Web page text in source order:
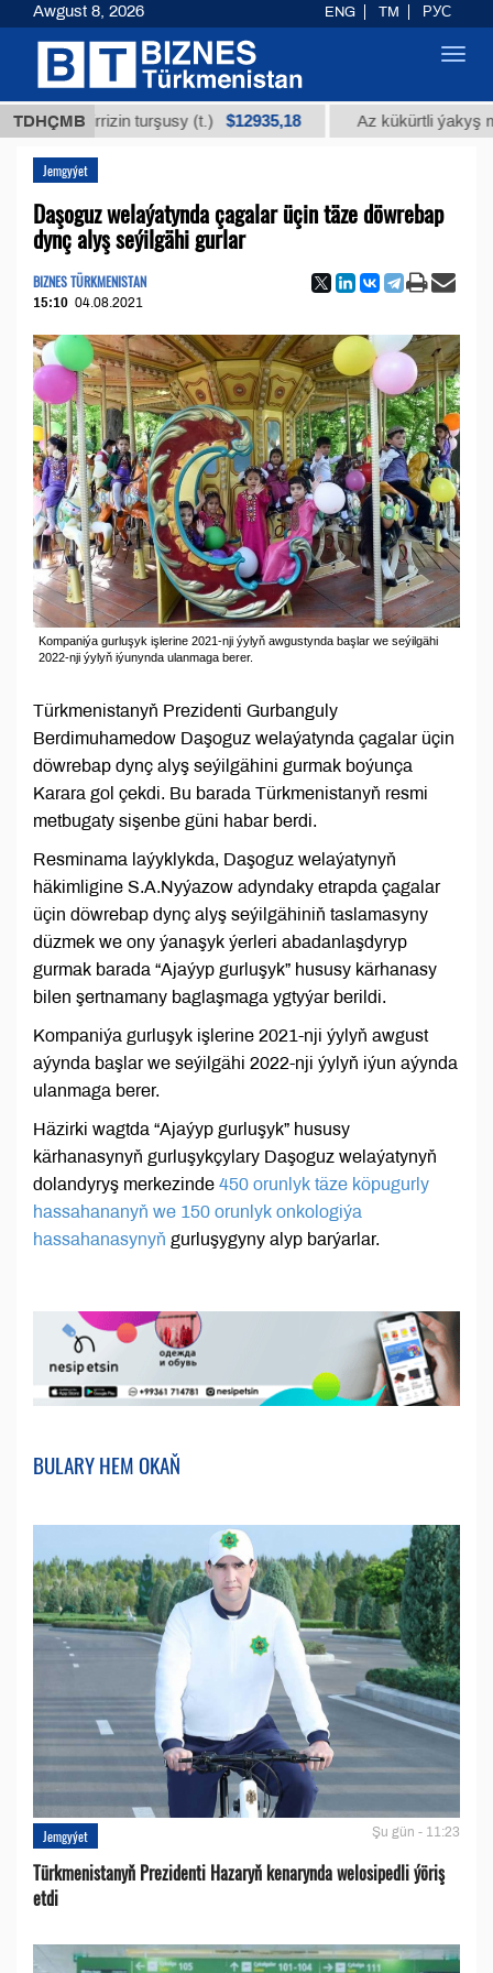
TDHÇMB
glisirrizin turşusy (t.) $12935,18 Az kükürtli ýakyş
Jemgyýet
Daşoguz welaýatynda çagalar üçin täze döwrebap
dynç alyş seýilgähi gurlar
BIZNES TÜRKMENISTAN
15:10 04.08.2021
Kompaniýa gurluşyk işlerine 2021-nji ýylyň awgustynda başlar we seýilgähi
2022-nji ýylyň iýunynda ulanmaga berer.
Türkmenistanyň Prezidenti Gurbanguly
Berdimuhamedow Daşoguz welaýatynda çagalar üçin
döwrebap dynç alyş seýilgähini gurmak boýunça
Karara gol çekdi. Bu barada Türkmenistanyň resmi
metbugaty sişenbe güni habar berdi.
Resminama laýyklykda, Daşoguz welaýatynyň
häkimligine S.A.Nyýazow adyndaky etrapda çagalar
üçin döwrebap dynç alyş seýilgähiniň taslamasyny
düzmek we ony ýanaşyk ýerleri abadanlaşdyryp
gurmak barada “Ajaýyp gurluşyk” hususy kärhanasy
bilen şertnamany baglaşmaga ygtyýar berildi.
Kompaniýa gurluşyk işlerine 2021-nji ýylyň awgust
aýynda başlar we seýilgähi 2022-nji ýylyň iýun aýynda
ulanmaga berer.
Häzirki wagtda “Ajaýyp gurluşyk” hususy
kärhanasynyň gurluşykçylary Daşoguz welaýatynyň
dolandyryş merkezinde 450 orunlyk täze köpugurly
hassahananyň we 150 orunlyk onkologiýa
hassahanasynyň gurluşygyny alyp barýarlar.
BULARY HEM OKAŇ
Jemgyýet Şu gün - 11:23
Türkmenistanyň Prezidenti Hazaryň kenarynda welosipedli ýöriş
etdi
Awgust 8, 2026 ENG TM РУС